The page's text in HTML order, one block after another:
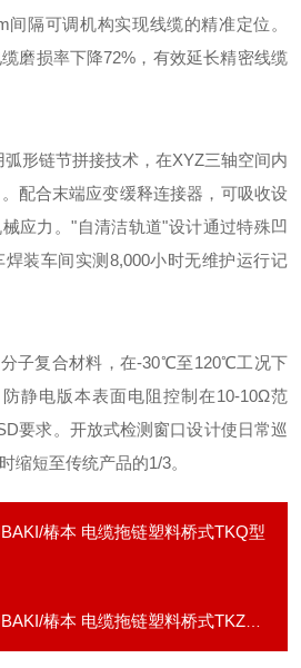
间隔可调机构实现线缆的精准定位。
磨损率下降72%，有效延长精密线缆
形链节拼接技术，在XYZ三轴空间内
配合末端应变缓释连接器，可吸收设
应力。"自清洁轨道"设计通过特殊凹
装车间实测8,000小时无维护运行记
子复合材料，在-30℃至120℃工况下
静电版本表面电阻控制在10-10Ω范
要求。开放式检测窗口设计使日常巡
缩短至传统产品的1/3。
椿本 电缆拖链塑料桥式TKQ型
椿本 电缆拖链塑料桥式TKZP型